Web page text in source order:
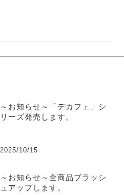
～お知らせ～「デカフェ」シ
リーズ発売します。
2025/10/15
～お知らせ～全商品ブラッシ
ュアップします。